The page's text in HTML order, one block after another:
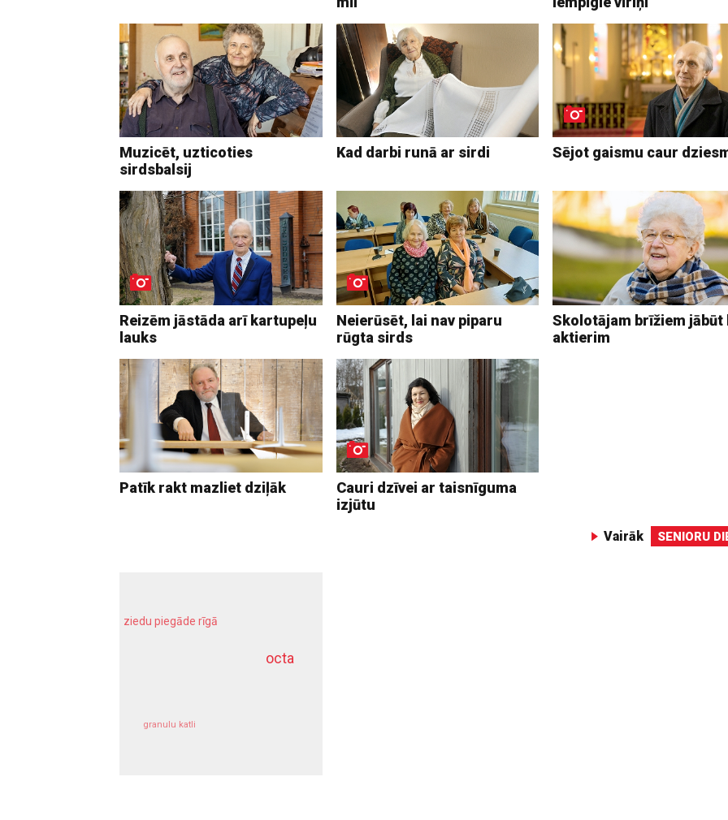
Muzicēt, uzticoties
sirdsbalsij
Kad darbi runā ar sirdi Sējot gaismu caur
Reizēm jāstāda arī kartupeļu
lauks
Neierūsēt, lai nav piparu
rūgta sirds
Skolotājam brīžiem jābūt
aktierim
Patīk rakt mazliet dziļāk
Cauri dzīvei ar taisnīguma
izjūtu
Vairāk SENIORU
octa
ziedu piegāde rīgā
granulu katli
dziļurbums
meliorācijas darbi